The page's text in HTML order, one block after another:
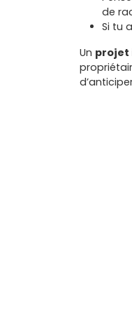
de
Si tu
Un projet